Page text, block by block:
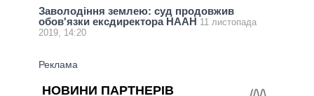
Заволодіння землею: суд продовжив
обов'язки ексдиректора НААН 11 листопада
2019, 14:20